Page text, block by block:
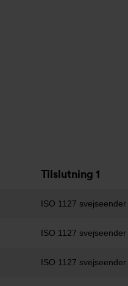
Tilslutning 1
ISO 1127 svejseender
ISO 1127 svejseender
ISO 1127 svejseender